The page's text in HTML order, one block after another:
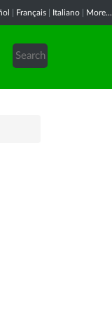
Français Italiano More...